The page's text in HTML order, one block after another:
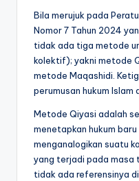
Bila merujuk pada
Nomor 7 Tahun 2024
tidak ada tiga metode
kolektif); yakni metode
metode Maqashidi.
perumusan hukum Islam
Metode Qiyasi adalah
menetapkan hukum
menganalogikan suatu
yang terjadi pada masa
tidak ada referensinya